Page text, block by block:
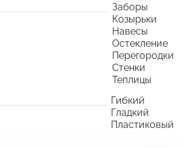
Заборы
Козырьки
Навесы
Остекление
Перегородки
Стенки
Теплицы
Гибкий
Гладкий
Пластиковый